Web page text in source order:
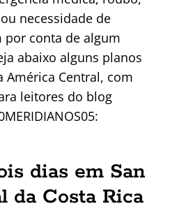
necessidade de
conta de algum
abaixo alguns planos
América Central, com
leitores do blog
dias em San
da Costa Rica